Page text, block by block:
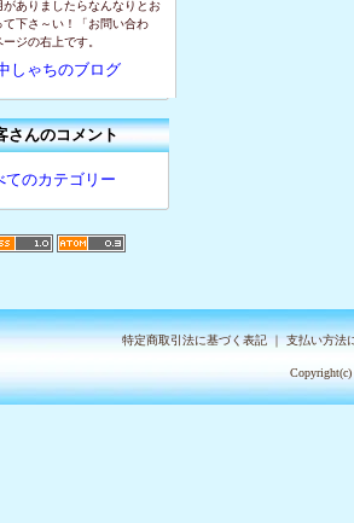
がありましたらなんなりとお
て下さ～い！「お問い合わ
ジの右上です。
しゃちのブログ
さんのコメント
てのカテゴリー
特定商取引法に基づく表記｜支払い方法